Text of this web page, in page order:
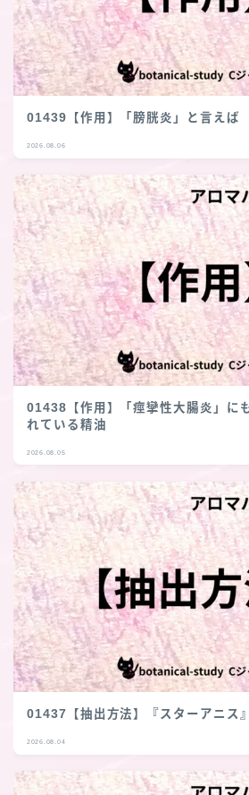
01439【作用】「膀胱炎」と言えば
2026.08.06
01438【作用】「痙攣性大腸炎」に
れている精油
2026.08.05
01437【抽出方法】『スターアニス
2026.08.04